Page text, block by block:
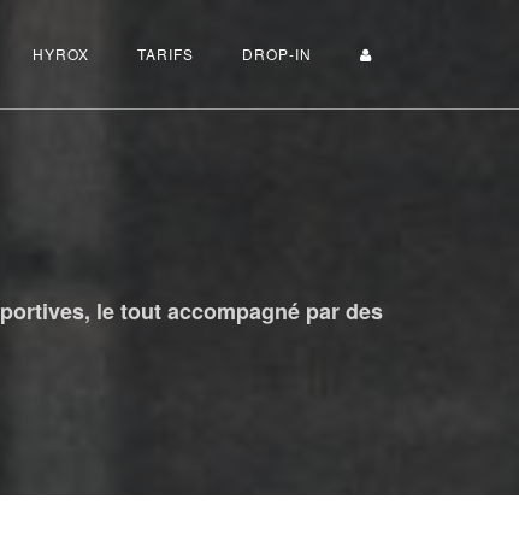
HYROX TARIFS DROP-IN
le tout accompagné par des